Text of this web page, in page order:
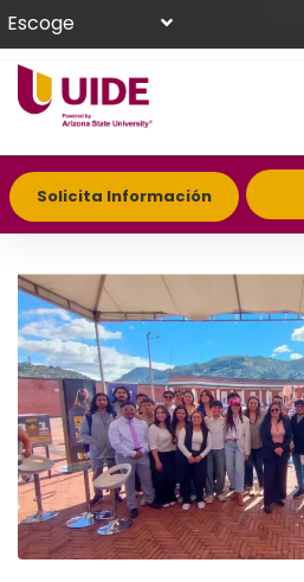
Escoge
Solicita Información